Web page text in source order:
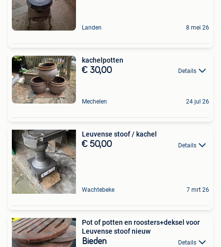
Landen 8 mei 26
kachelpotten
€ 30,00 Details
Mechelen 24 jul 26
Leuvense stoof / kachel
€ 50,00 Details
Wachtebeke 7 mrt 26
Pot of potten en roosters+deksel voor
Leuvense stoof nieuw
Bieden Details